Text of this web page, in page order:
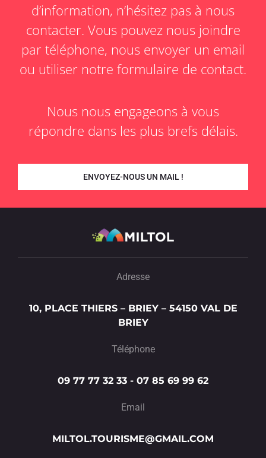
Adresse
10, PLACE THIERS – BRIEY – 54150 VAL DE
BRIEY
Téléphone
09 77 77 32 33 - 07 85 69 99 62
Email
MILTOL.TOURISME@GMAIL.COM
d’information, n’hésitez pas à nous
contacter. Vous pouvez nous joindre
par téléphone, nous envoyer un email
ou utiliser notre formulaire de contact.
Nous nous engageons à vous
répondre dans les plus brefs délais.
ENVOYEZ-NOUS UN MAIL !